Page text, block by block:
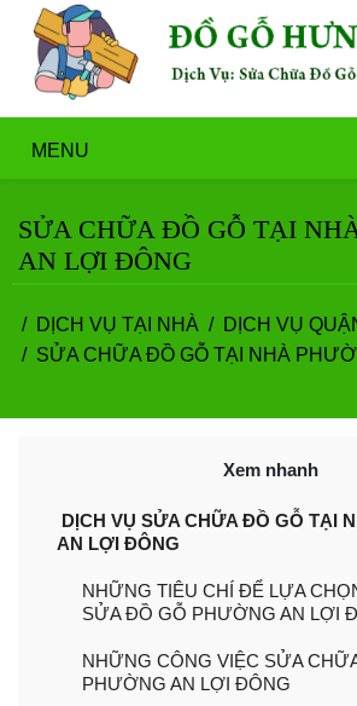
MENU
SỬA CHỮA ĐỒ GỖ TẠI
AN LỢI ĐÔNG
DỊCH VỤ TẠI NHÀ
DỊCH VỤ
SỬA CHỮA ĐỒ GỖ TẠI NHÀ
Xem nhanh
DỊCH VỤ SỬA CHỮA ĐỒ GỖ TẠI
AN LỢI ĐÔNG
NHỮNG TIÊU CHÍ ĐỂ LỰA
SỬA ĐỒ GỖ PHƯỜNG AN LỢI
NHỮNG CÔNG VIỆC SỬA
PHƯỜNG AN LỢI ĐÔNG